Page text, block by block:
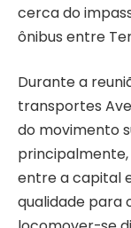
cerca do
ônibus entre
Durante a
transportes
do movimento
principalmente,
entre a capital
qualidade para